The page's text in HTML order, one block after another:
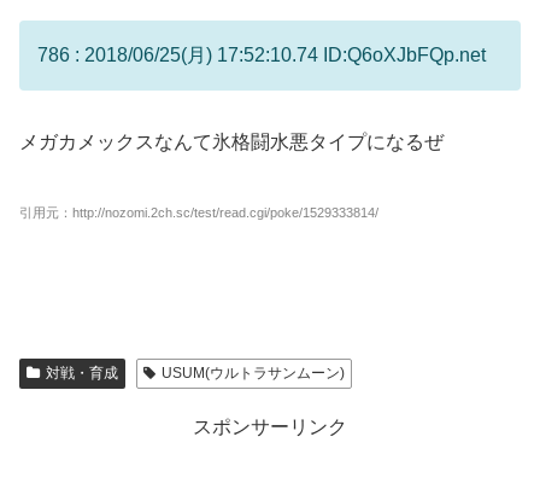
786 : 2018/06/25(月) 17:52:10.74 ID:Q6oXJbFQp.net
メガカメックスなんて氷格闘水悪タイプになるぜ
引用元：http://nozomi.2ch.sc/test/read.cgi/poke/1529333814/
対戦・育成 USUM(ウルトラサンムーン)
スポンサーリンク